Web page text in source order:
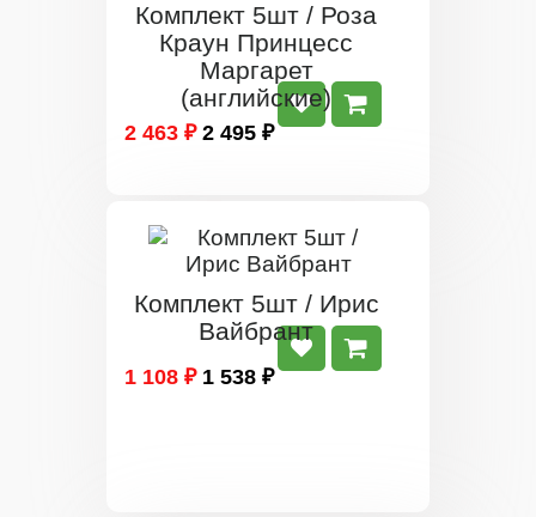
Комплект 5шт / Роза
Краун Принцесс
Маргарет
(английские)
2 463 ₽ 2 495 ₽
Комплект 5шт / Ирис
Вайбрант
1 108 ₽ 1 538 ₽